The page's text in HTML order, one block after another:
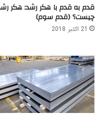
قدم به قدم با هکر رشد: هکر
چیست؟ (قدم سوم)
21 اکتبر 2018